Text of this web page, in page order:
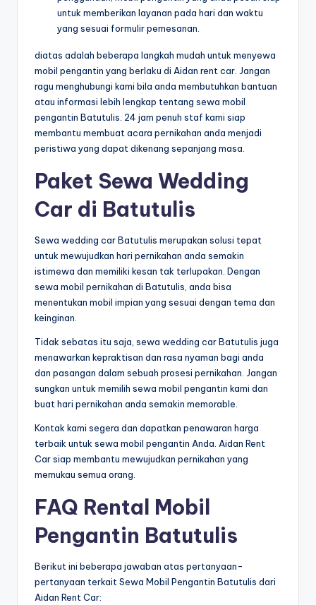
untuk memberikan layanan pada hari dan waktu
yang sesuai formulir pemesanan.
diatas adalah beberapa langkah mudah untuk menyewa
mobil pengantin yang berlaku di Aidan rent car. Jangan
ragu menghubungi kami bila anda membutuhkan bantuan
atau informasi lebih lengkap tentang sewa mobil
pengantin Batutulis. 24 jam penuh staf kami siap
membantu membuat acara pernikahan anda menjadi
peristiwa yang dapat dikenang sepanjang masa.
Paket Sewa Wedding
Car di Batutulis
Sewa wedding car Batutulis merupakan solusi tepat
untuk mewujudkan hari pernikahan anda semakin
istimewa dan memiliki kesan tak terlupakan. Dengan
sewa mobil pernikahan di Batutulis, anda bisa
menentukan mobil impian yang sesuai dengan tema dan
keinginan.
Tidak sebatas itu saja, sewa wedding car Batutulis juga
menawarkan kepraktisan dan rasa nyaman bagi anda
dan pasangan dalam sebuah prosesi pernikahan. Jangan
sungkan untuk memilih sewa mobil pengantin kami dan
buat hari pernikahan anda semakin memorable.
Kontak kami segera dan dapatkan penawaran harga
terbaik untuk sewa mobil pengantin Anda. Aidan Rent
Car siap membantu mewujudkan pernikahan yang
memukau semua orang.
FAQ Rental Mobil
Pengantin Batutulis
Berikut ini beberapa jawaban atas pertanyaan-
pertanyaan terkait Sewa Mobil Pengantin Batutulis dari
Aidan Rent Car: